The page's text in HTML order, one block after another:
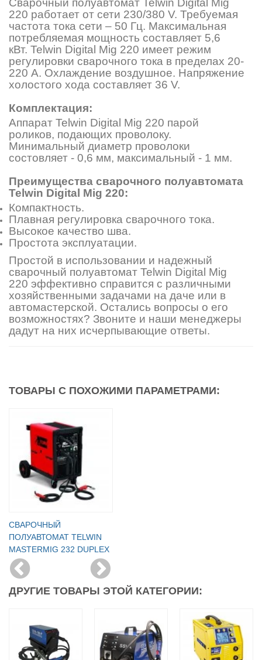
Сварочный полуавтомат Telwin Digital Mig
220 работает от сети 230/380 V. Требуемая
частота тока сети – 50 Гц. Максимальная
потребляемая мощность составляет 5,6
кВт. Telwin Digital Mig 220 имеет режим
регулировки сварочного тока в пределах 20-
220 А. Охлаждение воздушное. Напряжение
холостого хода составляет 36 V.
Комплектация:
Аппарат Telwin Digital Mig 220 парой
роликов, подающих проволоку.
Минимальный диаметр проволоки
состовляет - 0,6 мм, максимальный - 1 мм.
Преимущества сварочного полуавтомата
Telwin Digital Mig 220:
Компактность.
Плавная регулировка сварочного тока.
Высокое качество шва.
Простота эксплуатации.
Простой в использовании и надежный
сварочный полуавтомат Telwin Digital Mig
220 эффективно справится с различными
хозяйственными задачами на даче или в
автомастерской. Остались вопросы о его
возможностях? Звоните и наши менеджеры
дадут на них исчерпывающие ответы.
ТОВАРЫ С ПОХОЖИМИ ПАРАМЕТРАМИ:
СВАРОЧНЫЙ
ПОЛУАВТОМАТ TELWIN
MASTERMIG 232 DUPLEX
ДРУГИЕ ТОВАРЫ ЭТОЙ КАТЕГОРИИ: